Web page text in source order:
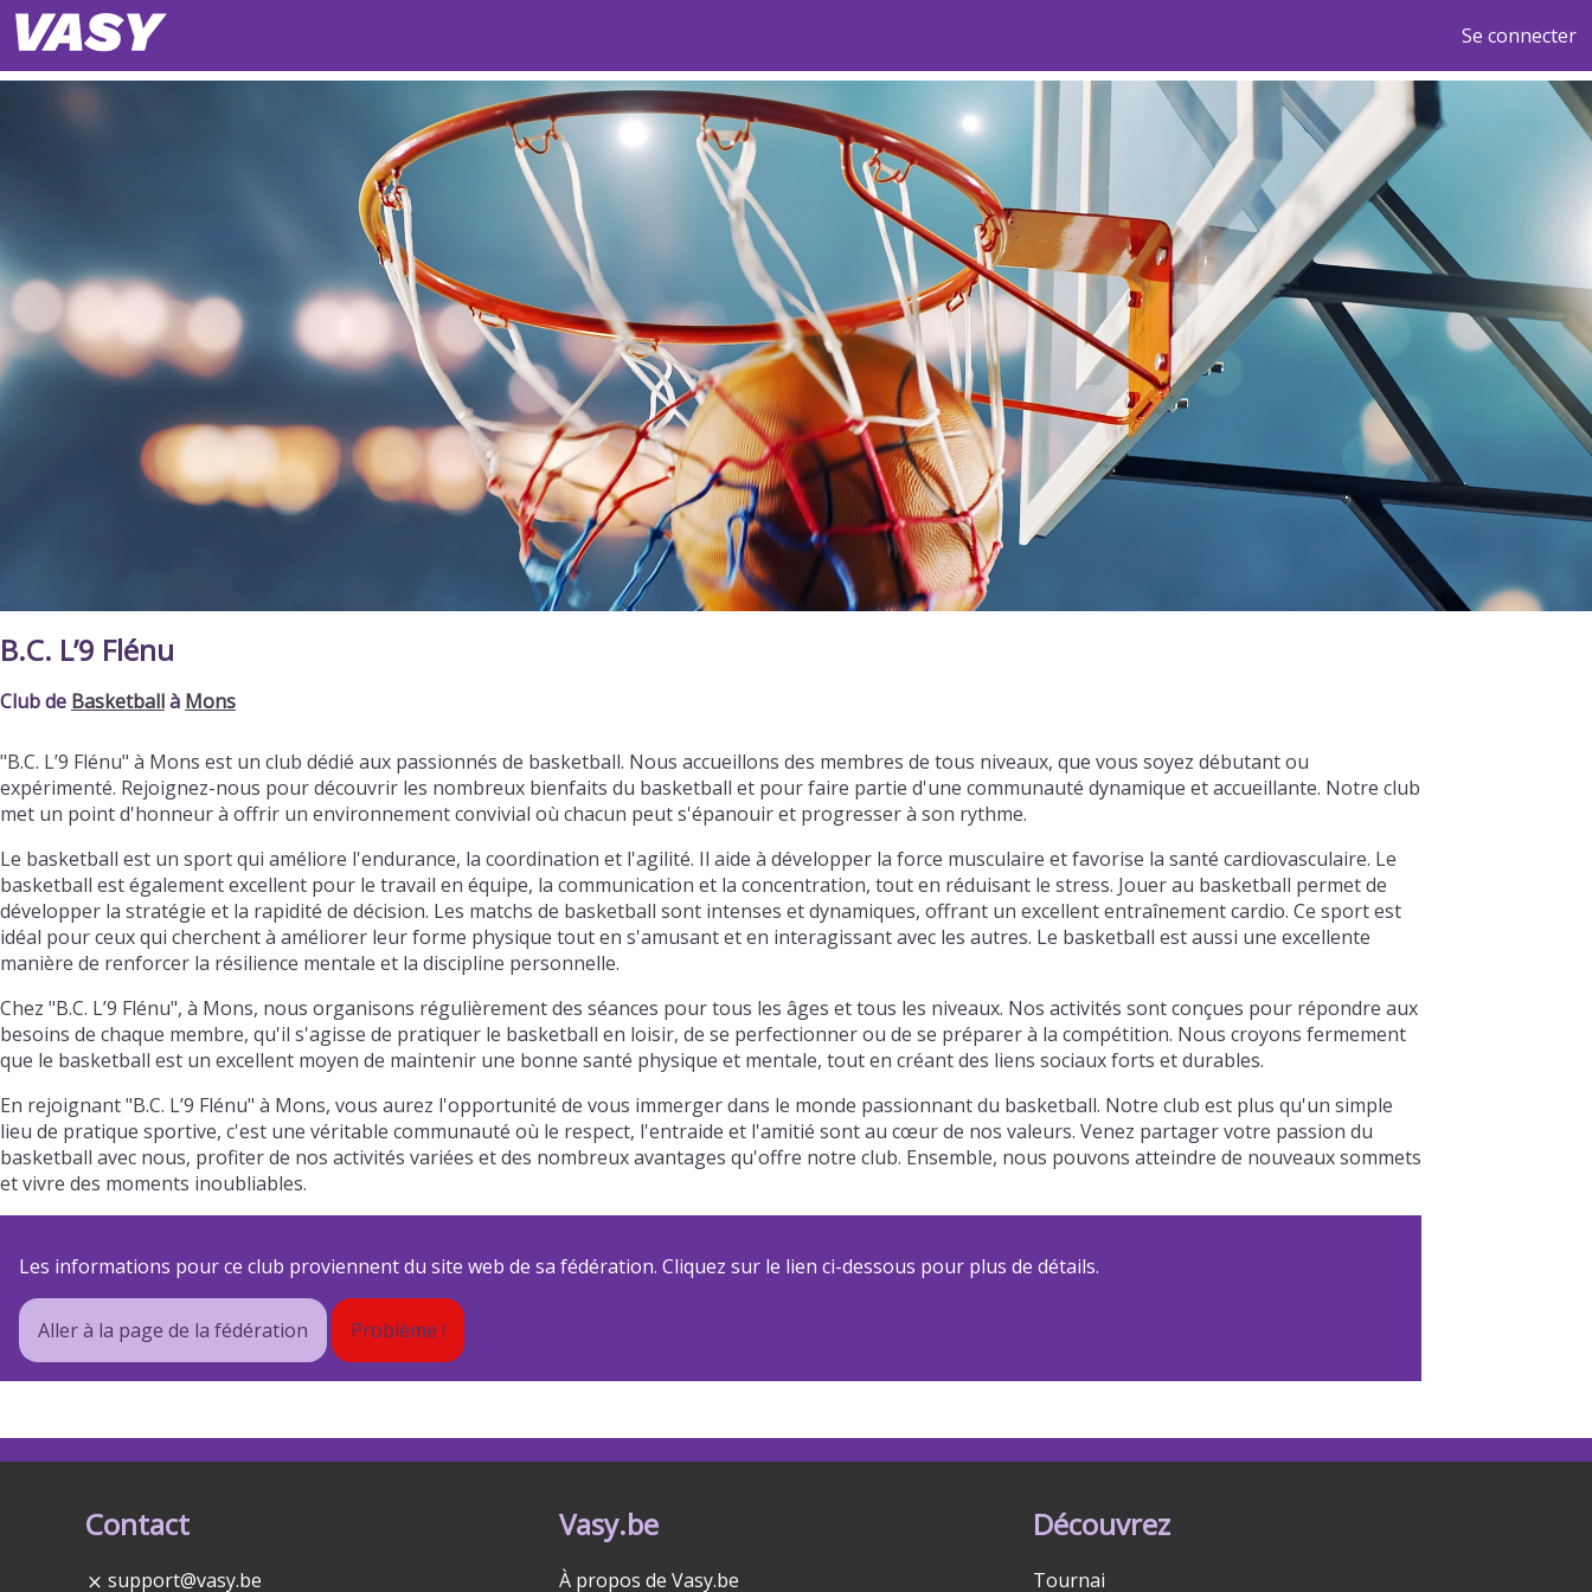
Se connecter
B.C. L’9 Flénu
Club de Basketballà Mons
"B.C. L’9 Flénu" à Mons est un club dédié aux passionnés de basketball. Nous accueillons des membres de tous niveaux, que vous soyez débutant ou
expérimenté. Rejoignez-nous pour découvrir les nombreux bienfaits du basketball et pour faire partie d'une communauté dynamique et accueillante. Notre club
met un point d'honneur à offrir un environnement convivial où chacun peut s'épanouir et progresser à son rythme.
Le basketball est un sport qui améliore l'endurance, la coordination et l'agilité. Il aide à développer la force musculaire et favorise la santé cardiovasculaire. Le
basketball est également excellent pour le travail en équipe, la communication et la concentration, tout en réduisant le stress. Jouer au basketball permet de
développer la stratégie et la rapidité de décision. Les matchs de basketball sont intenses et dynamiques, offrant un excellent entraînement cardio. Ce sport est
idéal pour ceux qui cherchent à améliorer leur forme physique tout en s'amusant et en interagissant avec les autres. Le basketball est aussi une excellente
manière de renforcer la résilience mentale et la discipline personnelle.
Chez "B.C. L’9 Flénu", à Mons, nous organisons régulièrement des séances pour tous les âges et tous les niveaux. Nos activités sont conçues pour répondre aux
besoins de chaque membre, qu'il s'agisse de pratiquer le basketball en loisir, de se perfectionner ou de se préparer à la compétition. Nous croyons fermement
que le basketball est un excellent moyen de maintenir une bonne santé physique et mentale, tout en créant des liens sociaux forts et durables.
En rejoignant "B.C. L’9 Flénu" à Mons, vous aurez l'opportunité de vous immerger dans le monde passionnant du basketball. Notre club est plus qu'un simple
lieu de pratique sportive, c'est une véritable communauté où le respect, l'entraide et l'amitié sont au cœur de nos valeurs. Venez partager votre passion du
basketball avec nous, profiter de nos activités variées et des nombreux avantages qu'offre notre club. Ensemble, nous pouvons atteindre de nouveaux sommets
et vivre des moments inoubliables.
Les informations pour ce club proviennent du site web de sa fédération. Cliquez sur le lien ci-dessous pour plus de détails.
Aller à la page de la fédération Problème !
Contact
support@vasy.be
Vasy.be
À propos de Vasy.be
Découvrez
Tournai